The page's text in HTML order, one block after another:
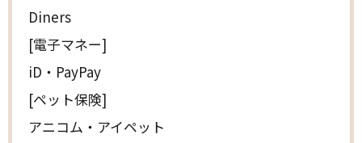
Diners
[電子マネー]
iD・PayPay
[ペット保険]
アニコム・アイペット